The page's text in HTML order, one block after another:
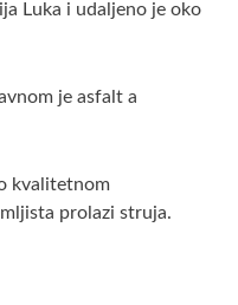
Luka i udaljeno je oko
je asfalt a
kvalitetnom
prolazi struja.